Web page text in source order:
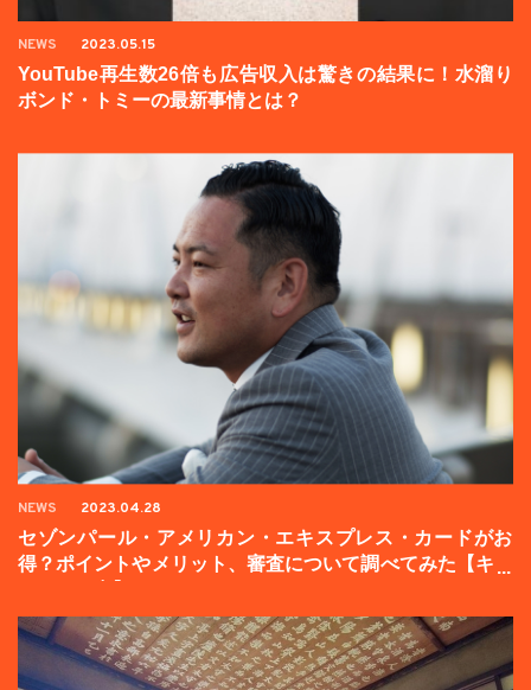
NEWS 2023.05.15
YouTube再生数26倍も広告収入は驚きの結果に！水溜り
ボンド・トミーの最新事情とは？
NEWS 2023.04.28
セゾンパール・アメリカン・エキスプレス・カードがお
得？ポイントやメリット、審査について調べてみた【キャ